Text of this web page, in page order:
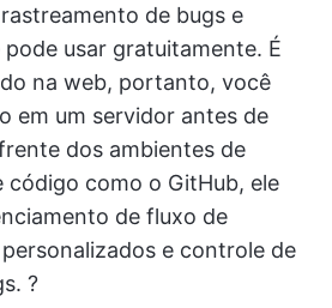
de bugs e
usar gratuitamente. É
na web, portanto, você
em um servidor antes de
dos ambientes de
código como o GitHub, ele
de fluxo de
e controle de
?